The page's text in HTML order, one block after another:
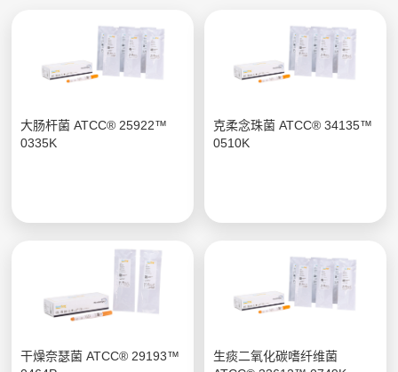
大肠杆菌 ATCC® 25922™
0335K
克柔念珠菌 ATCC® 34135™
0510K
干燥奈瑟菌 ATCC® 29193™
生痰二氧化碳嗜纤维菌